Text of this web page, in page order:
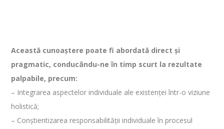
Această cunoaștere poate fi abordată direct și
pragmatic, conducându-ne în timp scurt la rezultate
palpabile, precum:
– Integrarea aspectelor individuale ale existenței într-o viziune
holistică;
– Conștientizarea responsabilității individuale în procesul